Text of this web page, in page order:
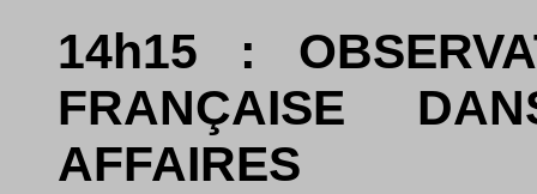
14h15 :
FRANÇAISE
AFFAIRES